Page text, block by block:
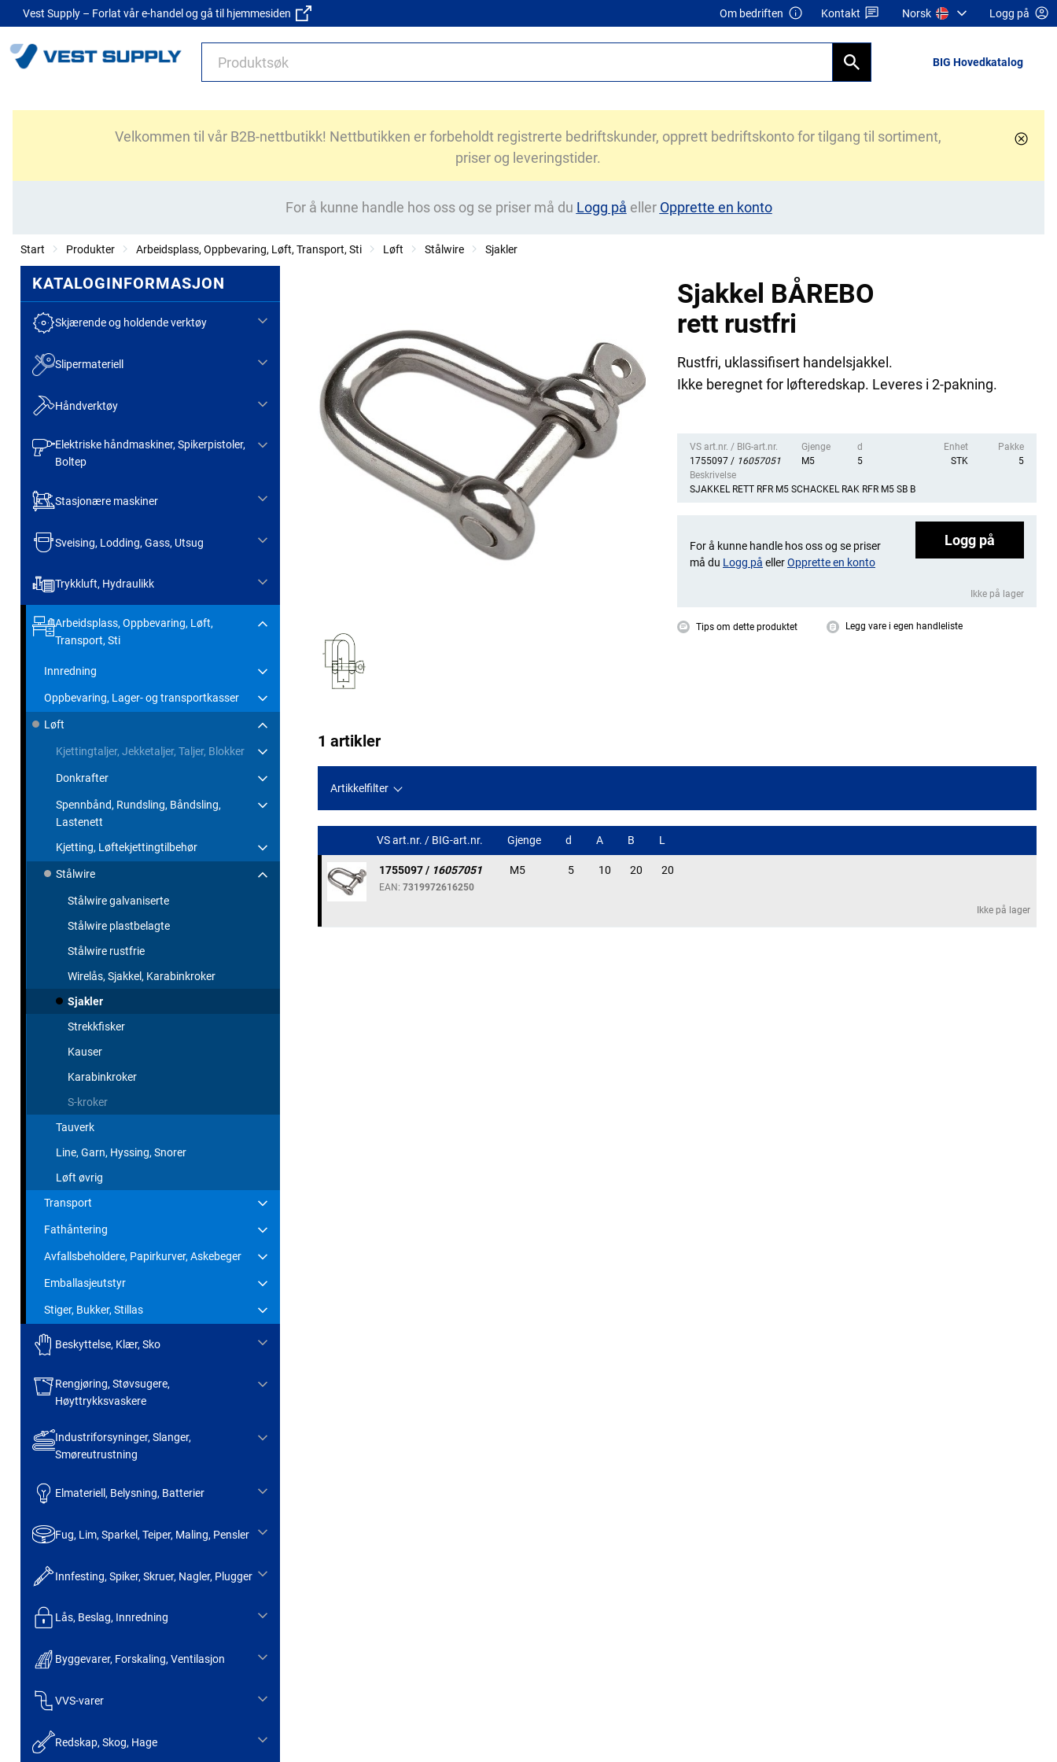
Vest Supply – Forlat vår e-handel og gå til hjemmesiden Om bedriften Kontakt Norsk Logg på
BIG Hovedkatalog
Velkommen til vår B2B-nettbutikk! Nettbutikken er forbeholdt registrerte bedriftskunder, opprett bedriftskonto for tilgang til sortiment,
priser og leveringstider.
For å kunne handle hos oss og se priser må du Logg på eller Opprette en konto
Start Produkter Arbeidsplass, Oppbevaring, Løft, Transport, Sti Løft Stålwire Sjakler
KATALOGINFORMASJON
Skjærende og holdende verktøy
Slipermateriell
Håndverktøy
Elektriske håndmaskiner, Spikerpistoler,
Boltep
Stasjonære maskiner
Sveising, Lodding, Gass, Utsug
Trykkluft, Hydraulikk
Arbeidsplass, Oppbevaring, Løft,
Transport, Sti
Innredning
Oppbevaring, Lager- og transportkasser
Løft
Kjettingtaljer, Jekketaljer, Taljer, Blokker
Donkrafter
Spennbånd, Rundsling, Båndsling,
Lastenett
Kjetting, Løftekjettingtilbehør
Stålwire
Stålwire galvaniserte
Stålwire plastbelagte
Stålwire rustfrie
Wirelås, Sjakkel, Karabinkroker
Sjakler
Strekkfisker
Kauser
Karabinkroker
S-kroker
Tauverk
Line, Garn, Hyssing, Snorer
Løft øvrig
Transport
Fathåntering
Avfallsbeholdere, Papirkurver, Askebeger
Emballasjeutstyr
Stiger, Bukker, Stillas
Beskyttelse, Klær, Sko
Rengjøring, Støvsugere,
Høyttrykksvaskere
Industriforsyninger, Slanger,
Smøreutrustning
Elmateriell, Belysning, Batterier
Fug, Lim, Sparkel, Teiper, Maling, Pensler
Innfesting, Spiker, Skruer, Nagler, Plugger
Lås, Beslag, Innredning
Byggevarer, Forskaling, Ventilasjon
VVS-varer
Redskap, Skog, Hage
Sjakkel BÅREBO
rett rustfri
Rustfri, uklassifisert handelsjakkel.
Ikke beregnet for løfteredskap. Leveres i 2-pakning.
VS art.nr. / BIG-art.nr.
1755097 / 16057051
Gjenge
M5
d
5
Enhet
STK
Pakke
5
Beskrivelse
SJAKKEL RETT RFR M5 SCHACKEL RAK RFR M5 SB B
For å kunne handle hos oss og se priser
må du Logg på ellerOpprette en konto
Logg på
Ikke på lager
Tips om dette produktet Legg vare i egen handleliste
1 artikler
Artikkelfilter
VS art.nr. / BIG-art.nr. Gjenge d A B L
1755097 / 16057051
EAN: 7319972616250
M5 5 10 20 20
Ikke på lager